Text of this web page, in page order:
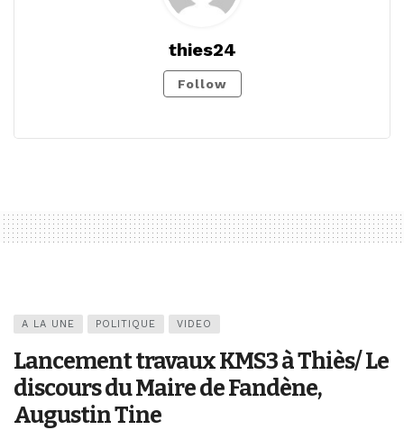
thies24
Follow
A LA UNE POLITIQUE VIDEO
Lancement travaux KMS3 à Thiès/ Le
discours du Maire de Fandène,
Augustin Tine